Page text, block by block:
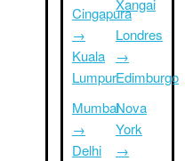
Cingapura
→
Kuala
Lumpur
Mumbai
→
Delhi
Xangai
Londres
→
Edimburgo
Nova
York
→